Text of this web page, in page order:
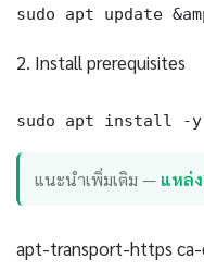
sudo apt update
2. Install prerequisites
sudo apt install -y
แนะนำเพิ่มเติม — แหล่
apt-transport-https